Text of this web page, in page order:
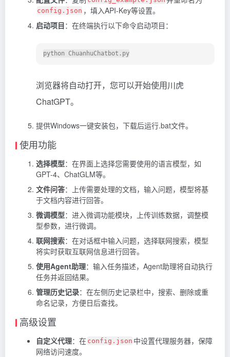
config.json ，填入API-Key等设置。
启动项目：在终端执行以下命令启动项目：
浏览器将自动打开，您可以开始使用川虎
ChatGPT。
提供Windows一键安装包，下载后运行.bat文件。
使用功能
选择模型：在界面上选择您需要使用的语言模型，如
GPT-4、ChatGLM等。
文件问答：上传需要处理的文档，输入问题，模型将基
于文档内容进行回答。
微调模型：进入微调功能模块，上传训练数据，调整模
型参数，进行微调。
联网搜索：在对话框中输入问题，选择联网搜索，模型
将实时获取互联网信息进行回答。
使用Agent助理：输入任务描述，Agent助理将自动执行
任务并返回结果。
管理历史记录：在左侧历史记录栏中，搜索、删除或重
命名记录，方便日后查找。
高级设置
自定义代理：在 config.json 中设置代理服务器，保障
网络访问速度。